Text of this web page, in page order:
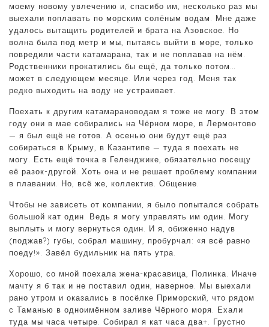
моему новому увлечению и, спасибо им, несколько раз мы
выехали поплавать по морским солёным водам. Мне даже
удалось вытащить родителей и брата на Азовское. Но
волна была под метр и мы, пытаясь выйти в море, только
повредили части катамарана, так и не поплавав на нём.
Родственники прокатились бы ещё, да только потом…
может в следующем месяце. Или через год. Меня так
редко выходить на воду не устраивает.
Поехать к другим катамарановодам я тоже не могу. В этом
году они в мае собирались на Чёрном море, в Лермонтово
— я был ещё не готов. А осенью они будут ещё раз
собираться в Крыму, в Казантипе — туда я поехать не
могу. Есть ещё точка в Геленджике, обязательно посещу
её разок-другой. Хоть она и не решает проблему компании
в плавании. Но, всё же, коллектив. Общение.
Чтобы не зависеть от компании, я было попытался собрать
большой кат один. Ведь я могу управлять им один. Могу
выплыть и могу вернуться один. И я, обиженно надув
(поджав?) губы, собрал машину, пробурчал: «я всё равно
поеду!». Завёл будильник на пять утра.
Хорошо, со мной поехала жена-красавица, Полинка. Иначе
мачту я б так и не поставил один, наверное. Мы выехали
рано утром и оказались в посёлке Приморский, что рядом
с Таманью в одноимённом заливе Чёрного моря. Ехали
туда мы часа четыре. Собирал я кат часа два+. Грустно